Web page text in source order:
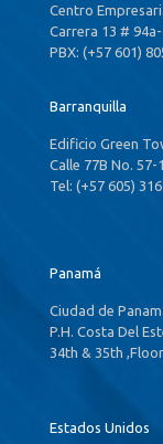
Centro
Carrera 13 #
PBX: (+57 601)
Barranquilla
Edificio Green
Calle 77B No. 57-
Tel: (+57 605)
Panamá
Ciudad de
P.H. Costa Del
34th & 35th
Estados Unidos